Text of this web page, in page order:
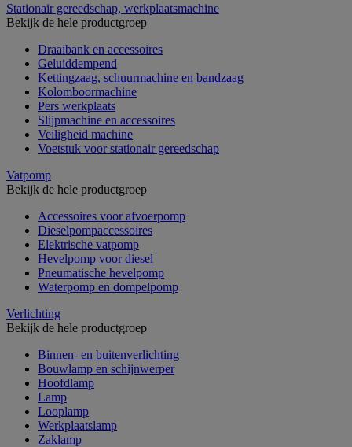
Stationair gereedschap, werkplaatsmachine
Bekijk de hele productgroep
Draaibank en accessoires
Geluiddempend
Kettingzaag, schuurmachine en bandzaag
Kolomboormachine
Pers werkplaats
Slijpmachine en accessoires
Veiligheid machine
Voetstuk voor stationair gereedschap
Vatpomp
Bekijk de hele productgroep
Accessoires voor afvoerpomp
Dieselpompaccessoires
Elektrische vatpomp
Hevelpomp voor diesel
Pneumatische hevelpomp
Waterpomp en dompelpomp
Verlichting
Bekijk de hele productgroep
Binnen- en buitenverlichting
Bouwlamp en schijnwerper
Hoofdlamp
Lamp
Looplamp
Werkplaatslamp
Zaklamp